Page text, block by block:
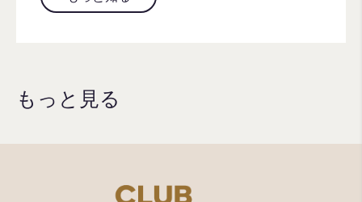
もっと見る